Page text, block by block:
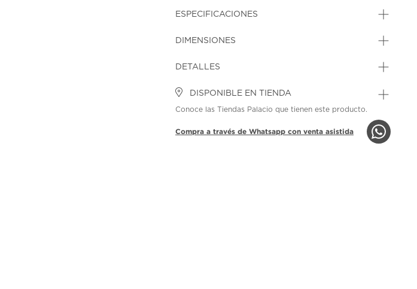
ESPECIFICACIONES
DIMENSIONES
DETALLES
DISPONIBLE EN TIENDA
Conoce las Tiendas Palacio que tienen este producto.
Compra a través de Whatsapp con venta asistida